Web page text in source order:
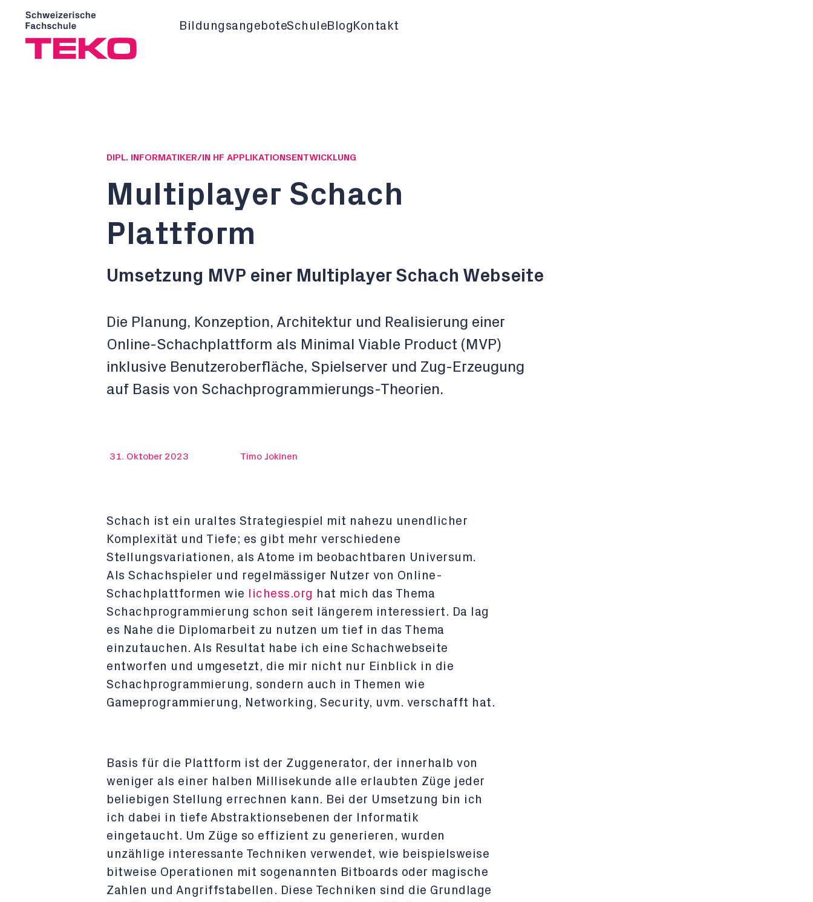
BildungsangeboteSchule Blog Kontakt
DIPL. INFORMATIKER/IN HF APPLIKATIONSENTWICKLUNG
Multiplayer Schach
Plattform
Umsetzung MVP einer Multiplayer Schach Webseite
Die Planung, Konzeption, Architektur und Realisierung einer
Online-Schachplattform als Minimal Viable Product (MVP)
inklusive Benutzeroberfläche, Spielserver und Zug-Erzeugung
auf Basis von Schachprogrammierungs-Theorien.
31. Oktober 2023 Timo Jokinen
Schach ist ein uraltes Strategiespiel mit nahezu unendlicher
Komplexität und Tiefe; es gibt mehr verschiedene
Stellungsvariationen, als Atome im beobachtbaren Universum.
Als Schachspieler und regelmässiger Nutzer von Online-
Schachplattformen wie
lichess.org hat mich das Thema
Schachprogrammierung schon seit längerem interessiert. Da lag
es Nahe die Diplomarbeit zu nutzen um tief in das Thema
einzutauchen. Als Resultat habe ich eine Schachwebseite
entworfen und umgesetzt, die mir nicht nur Einblick in die
Schachprogrammierung, sondern auch in Themen wie
Gameprogrammierung, Networking, Security, uvm. verschafft hat.
Basis für die Plattform ist der Zuggenerator, der innerhalb von
weniger als einer halben Millisekunde alle erlaubten Züge jeder
beliebigen Stellung errechnen kann. Bei der Umsetzung bin ich
ich dabei in tiefe Abstraktionsebenen der Informatik
eingetaucht. Um Züge so effizient zu generieren, wurden
unzählige interessante Techniken verwendet, wie beispielsweise
bitweise Operationen mit sogenannten Bitboards oder magische
Zahlen und Angriffstabellen. Diese Techniken sind die Grundlage